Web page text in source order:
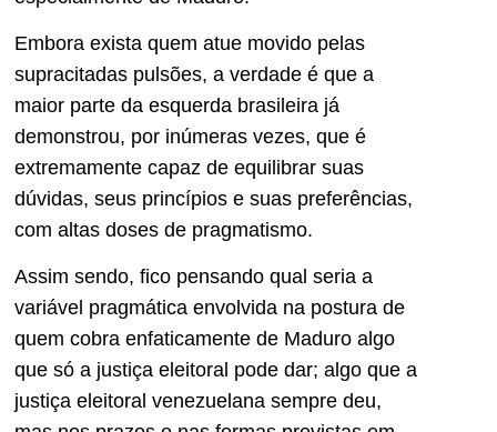
Embora exista quem atue movido pelas
supracitadas pulsões, a verdade é que a
maior parte da esquerda brasileira já
demonstrou, por inúmeras vezes, que é
extremamente capaz de equilibrar suas
dúvidas, seus princípios e suas preferências,
com altas doses de pragmatismo.
Assim sendo, fico pensando qual seria a
variável pragmática envolvida na postura de
quem cobra enfaticamente de Maduro algo
que só a justiça eleitoral pode dar; algo que a
justiça eleitoral venezuelana sempre deu,